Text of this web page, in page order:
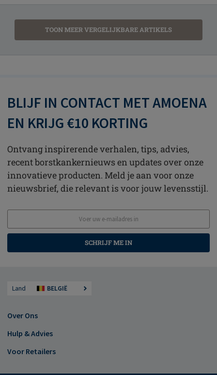
TOON MEER VERGELIJKBARE ARTIKELS
BLIJF IN CONTACT MET AMOENA
EN KRIJG €10 KORTING
Ontvang inspirerende verhalen, tips, advies,
recent borstkankernieuws en updates over onze
innovatieve producten. Meld je aan voor onze
nieuwsbrief, die relevant is voor jouw levensstijl.
SCHRIJF ME IN
Land BELGIË
Over Ons
Hulp & Advies
Voor Retailers